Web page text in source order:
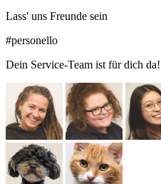
Lass' uns Freunde sein
#personello
Dein Service-Team ist für dich da!